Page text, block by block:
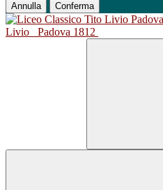
Annulla Conferma
Livio
Padova 1812